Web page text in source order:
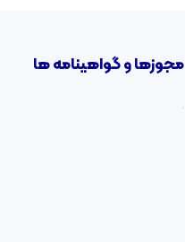
مجوزها و گواهینامه ها